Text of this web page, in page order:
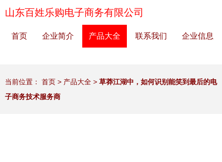
山东百姓乐购电子商务有限公司
首页 企业简介 产品大全 联系我们 企业信息
当前位置： 首页 > 产品大全 > 草莽江湖中，如何识别能笑到最后的电
子商务技术服务商